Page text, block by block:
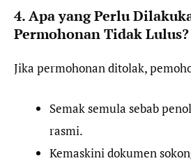
4. Apa yang Perlu
Permohonan Tidak Lulus?
Jika permohonan ditolak,
Semak semula sebab
rasmi.
Kemaskini dokumen